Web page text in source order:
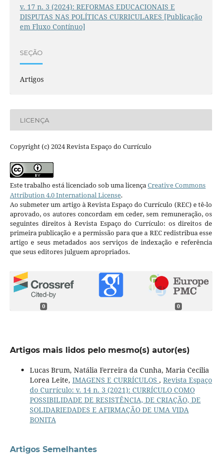
v. 17 n. 3 (2024): REFORMAS EDUCACIONAIS E
DISPUTAS NAS POLÍTICAS CURRICULARES [Publicação
em Fluxo Contínuo]
SEÇÃO
Artigos
LICENÇA
Copyright (c) 2024 Revista Espaço do Currículo
Este trabalho está licenciado sob uma licençaCreative Commons
Attribution 4.0 International License.
Ao submeter um artigo à Revista Espaço do Currículo (REC) e tê-lo
aprovado, os autores concordam em ceder, sem remuneração, os
seguintes direitos à Revista Espaço do Currículo: os direitos de
primeira publicação e a permissão para que a REC redistribua esse
artigo e seus metadados aos serviços de indexação e referência
que seus editores julguem apropriados.
0 0
Artigos mais lidos pelo mesmo(s) autor(es)
Lucas Brum, Natália Ferreira da Cunha, Maria Cecilia
Lorea Leite, IMAGENS E CURRÍCULOS , Revista Espaço
do Currículo: v. 14 n. 3 (2021): CURRÍCULO COMO
POSSIBILIDADE DE RESISTÊNCIA, DE CRIAÇÃO, DE
SOLIDARIEDADES E AFIRMAÇÃO DE UMA VIDA
BONITA
Artigos Semelhantes